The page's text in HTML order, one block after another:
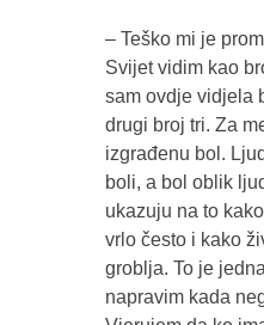
– Teško mi je
Svijet vidim kao
sam ovdje vidjela
drugi broj tri. Za
izgrađenu bol.
boli, a bol oblik
ukazuju na to
vrlo često i kako
groblja. To je
napravim kada